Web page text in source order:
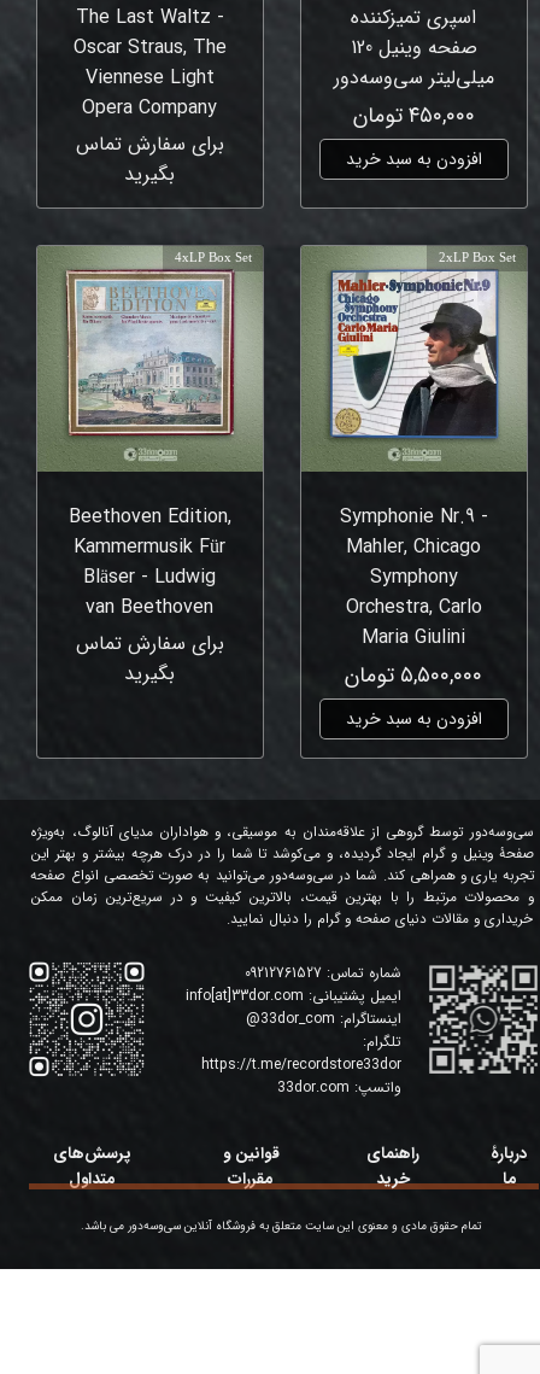
اسپری تمیزکننده
صفحه وینیل 120
میلی‌لیتر سی‌وسه‌دور
۴۵۰,۰۰۰ تومان
افزودن به سبد خرید
The Last Waltz -
Oscar Straus, The
Viennese Light
Opera Company
برای سفارش تماس
بگیرید
Symphonie Nr.9 -
Mahler, Chicago
Symphony
Orchestra, Carlo
Maria Giulini
۵,۵۰۰,۰۰۰ تومان
افزودن به سبد خرید
2xLP Box Set
Beethoven Edition,
Kammermusik Für
Bläser - Ludwig
van Beethoven
برای سفارش تماس
بگیرید
4xLP Box Set
شماره تماس:
ایمیل پشتیبانی: info[at]33dor.com
اینستاگرام: 33dor_com
@
تلگرام:
https://t.me/recordstore33dor
واتسپ: 33dor.com
سی‌وسه‌دور توسط گروهی از علاقه‌مندان به موسیقی، و هواداران مدیای آنالوگ، به‌ویژه
صفحۀ وینیل و گرام ایجاد گردیده، و می‌کوشد تا شما را در درک هرچه بیشتر و بهتر این
تجربه یاری و همراهی کند. شما در سی‌وسه‌دور می‌توانید به صورت تخصصی انواع صفحه
و محصولات مرتبط را با بهترین قیمت، بالاترین کیفیت و در سریع‌ترین زمان ممکن
خریداری و مقالات دنیای صفحه و گرام را دنبال نمایید.
تمام حقوق مادی و معنوی این سایت متعلق به فروشگاه آنلاین سی‌وسه‌دور می باشد.
دربارۀ
ما
قوانین و
مقررات
پرسش‌های
متداول
راهنمای
خرید